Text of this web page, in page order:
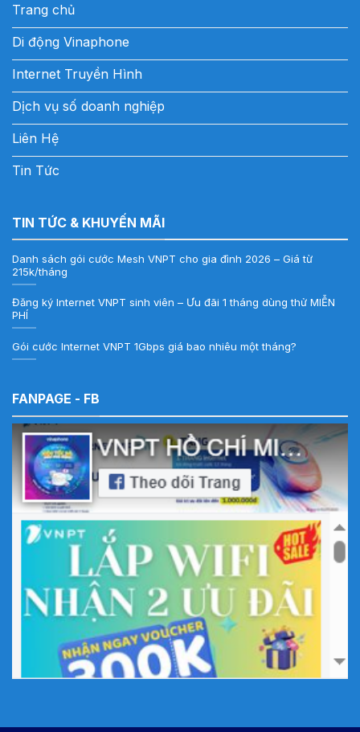
Trang chủ
Di động Vinaphone
Internet Truyền Hình
Dịch vụ số doanh nghiệp
Liên Hệ
Tin Tức
TIN TỨC & KHUYẾN MÃI
Danh sách gói cước Mesh VNPT cho gia đình 2026 – Giá từ
215k/tháng
Đăng ký Internet VNPT sinh viên – Ưu đãi 1 tháng dùng thử MIỄN
PHÍ
Gói cước Internet VNPT 1Gbps giá bao nhiêu một tháng?
FANPAGE - FB